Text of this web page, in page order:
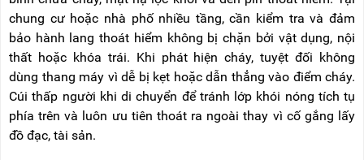
chung cư hoặc nhà phố nhiều tầng, cần kiểm tra và đảm
bảo hành lang thoát hiểm không bị chặn bởi vật dụng, nội
thất hoặc khóa trái. Khi phát hiện cháy, tuyệt đối không
dùng thang máy vì dễ bị kẹt hoặc dẫn thẳng vào điểm cháy.
Cúi thấp người khi di chuyển để tránh lớp khói nóng tích tụ
phía trên và luôn ưu tiên thoát ra ngoài thay vì cố gắng lấy
đồ đạc, tài sản.